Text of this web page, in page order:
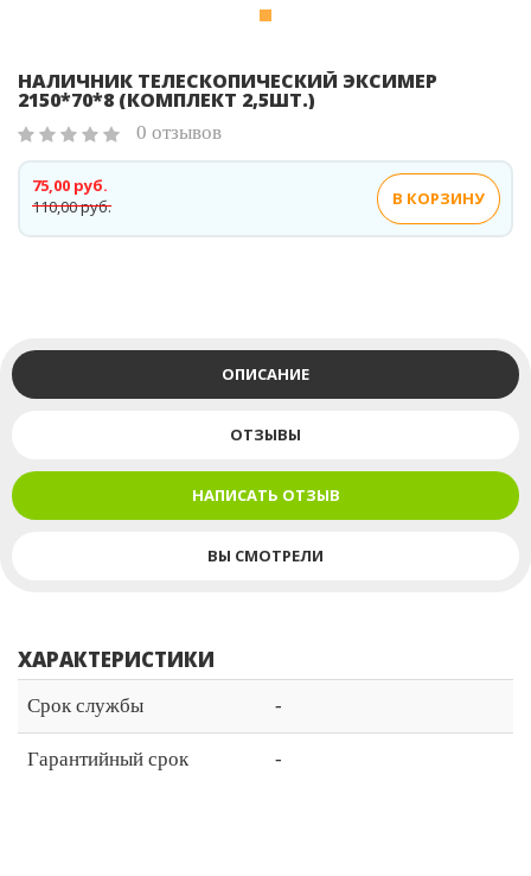
НАЛИЧНИК ТЕЛЕСКОПИЧЕСКИЙ ЭКСИМЕР
2150*70*8 (КОМПЛЕКТ 2,5ШТ.)
0 отзывов
110,00 руб.
75,00 руб.
В КОРЗИНУ
ОПИСАНИЕ
ОТЗЫВЫ
НАПИСАТЬ ОТЗЫВ
ВЫ СМОТРЕЛИ
ХАРАКТЕРИСТИКИ
Срок службы -
Гарантийный срок -